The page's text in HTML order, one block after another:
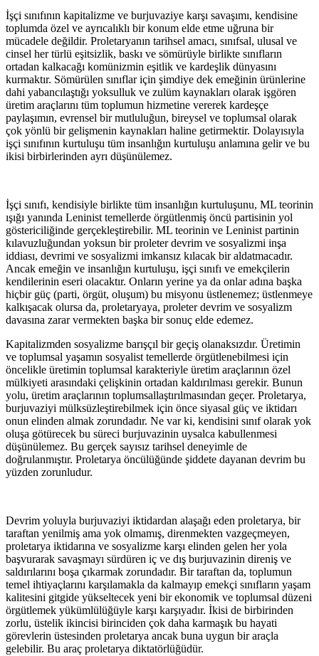
İşçi sınıfının kapitalizme ve burjuvaziye karşı savaşımı, kendisine
toplumda özel ve ayrıcalıklı bir konum elde etme uğruna bir
mücadele değildir. Proletaryanın tarihsel amacı, sınıfsal, ulusal ve
cinsel her türlü eşitsizlik, baskı ve sömürüyle birlikte sınıfların
ortadan kalkacağı komünizmin eşitlik ve kardeşlik dünyasını
kurmaktır. Sömürülen sınıflar için şimdiye dek emeğinin ürünlerine
dahi yabancılaştığı yoksulluk ve zulüm kaynakları olarak işgören
üretim araçlarını tüm toplumun hizmetine vererek kardeşçe
paylaşımın, evrensel bir mutluluğun, bireysel ve toplumsal olarak
çok yönlü bir gelişmenin kaynakları haline getirmektir. Dolayısıyla
işçi sınıfının kurtuluşu tüm insanlığın kurtuluşu anlamına gelir ve bu
ikisi birbirlerinden ayrı düşünülemez.
İşçi sınıfı, kendisiyle birlikte tüm insanlığın kurtuluşunu, ML teorinin
ışığı yanında Leninist temellerde örgütlenmiş öncü partisinin yol
göstericiliğinde gerçekleştirebilir. ML teorinin ve Leninist partinin
kılavuzluğundan yoksun bir proleter devrim ve sosyalizmi inşa
iddiası, devrimi ve sosyalizmi imkansız kılacak bir aldatmacadır.
Ancak emeğin ve insanlığın kurtuluşu, işçi sınıfı ve emekçilerin
kendilerinin eseri olacaktır. Onların yerine ya da onlar adına başka
hiçbir güç (parti, örgüt, oluşum) bu misyonu üstlenemez; üstlenmeye
kalkışacak olursa da, proletaryaya, proleter devrim ve sosyalizm
davasına zarar vermekten başka bir sonuç elde edemez.
Kapitalizmden sosyalizme barışçıl bir geçiş olanaksızdır. Üretimin
ve toplumsal yaşamın sosyalist temellerde örgütlenebilmesi için
öncelikle üretimin toplumsal karakteriyle üretim araçlarının özel
mülkiyeti arasındaki çelişkinin ortadan kaldırılması gerekir. Bunun
yolu, üretim araçlarının toplumsallaştırılmasından geçer. Proletarya,
burjuvaziyi mülksüzleştirebilmek için önce siyasal güç ve iktidarı
onun elinden almak zorundadır. Ne var ki, kendisini sınıf olarak yok
oluşa götürecek bu süreci burjuvazinin uysalca kabullenmesi
düşünülemez. Bu gerçek sayısız tarihsel deneyimle de
doğrulanmıştır. Proletarya öncülüğünde şiddete dayanan devrim bu
yüzden zorunludur.
Devrim yoluyla burjuvaziyi iktidardan alaşağı eden proletarya, bir
taraftan yenilmiş ama yok olmamış, direnmekten vazgeçmeyen,
proletarya iktidarına ve sosyalizme karşı elinden gelen her yola
başvurarak savaşmayı sürdüren iç ve dış burjuvazinin direniş ve
saldırılarını boşa çıkarmak zorundadır. Bir taraftan da, toplumun
temel ihtiyaçlarını karşılamakla da kalmayıp emekçi sınıfların yaşam
kalitesini gitgide yükseltecek yeni bir ekonomik ve toplumsal düzeni
örgütlemek yükümlülüğüyle karşı karşıyadır. İkisi de birbirinden
zorlu, üstelik ikincisi birinciden çok daha karmaşık bu hayati
görevlerin üstesinden proletarya ancak buna uygun bir araçla
gelebilir. Bu araç proletarya diktatörlüğüdür.